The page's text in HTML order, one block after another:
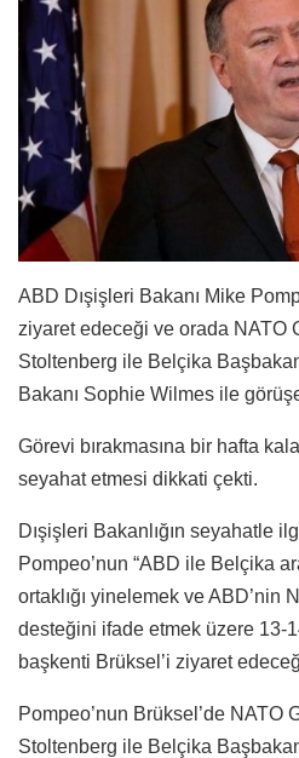
ABD Dışişleri Bakanı Mike
ziyaret edeceği ve orada NATO
Stoltenberg ile Belçika Başbakan
Bakanı Sophie Wilmes ile
Görevi bırakmasına bir hafta
seyahat etmesi dikkati çekti.
Dışişleri Bakanlığın seyahatle
Pompeo’nun “ABD ile Belçika
ortaklığı yinelemek ve ABD’nin
desteğini ifade etmek üzere 13-
başkenti Brüksel’i ziyaret
Pompeo’nun Brüksel’de NATO
Stoltenberg ile Belçika Başbakan